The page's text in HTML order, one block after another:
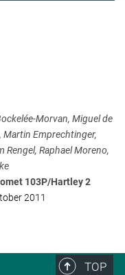
Göttingen
Göttingen
Göttingen
Morvan, Miguel de
Martin Emprechtinger,
Rengel, Raphael Moreno,
103P/Hartley 2
2011
TOP